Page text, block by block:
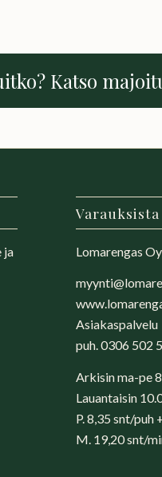
Katso
ja
Varauksista
Lomarengas Oy
Asiakaspalvelu
puh.0306 502
Arkisin ma-pe
Lauantaisin
P. 8,35 snt/puh
M. 19,20 snt/